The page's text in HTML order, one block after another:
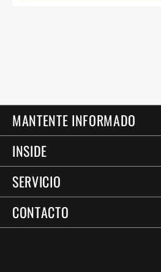
MANTENTE INFORMADO
INSIDE
SERVICIO
CONTACTO